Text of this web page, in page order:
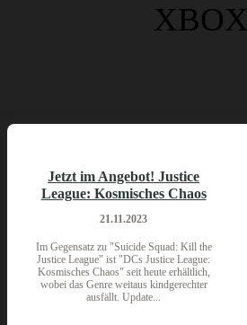
XBOX
Jetzt im Angebot! Justice
League: Kosmisches Chaos
21.11.2023
Im Gegensatz zu "Suicide Squad: Kill the
Justice League" ist "DCs Justice League:
Kosmisches Chaos" seit heute erhältlich,
wobei das Genre weitaus kindgerechter
ausfällt. Update...